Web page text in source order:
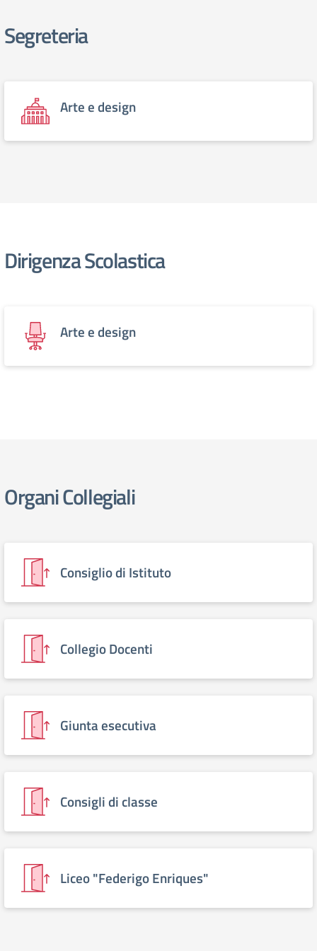
elenco degli organi
Segreteria
Arte e design
Dirigenza Scolastica
Arte e design
Organi Collegiali
Consiglio di Istituto
Collegio Docenti
Giunta esecutiva
Consigli di classe
Liceo "Federigo Enriques"